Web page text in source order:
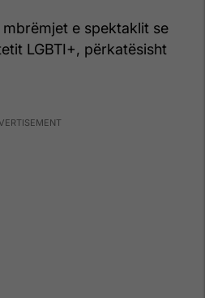
e spektaklit se
LGBTI+, përkatësisht